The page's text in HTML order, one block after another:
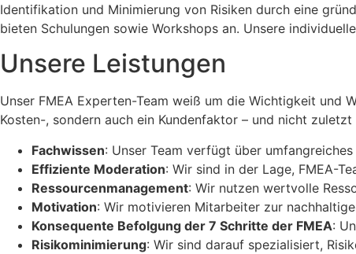
Identifikation und Minimierung von Risiken durch eine
bieten Schulungen sowie Workshops an. Unsere
Unsere Leistungen
Unser FMEA Experten-Team weiß um die Wichtigkeit und
Kosten-, sondern auch ein Kundenfaktor – und nicht
Fachwissen: Unser Team verfügt über
Effiziente Moderation: Wir sind in der Lage, FMEA-
Ressourcenmanagement: Wir nutzen wertvolle
Motivation: Wir motivieren Mitarbeiter zur
Konsequente Befolgung der 7 Schritte der FMEA:
Risikominimierung: Wir sind darauf spezialisiert,